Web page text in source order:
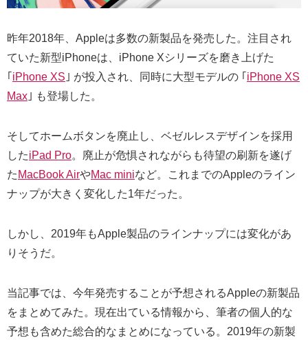
昨年2018年、Appleは多数の新製品を発売した。注目され
ていた新型iPhoneは、iPhone Xシリーズを磨き上げた
｢ iPhone XS ｣ が投入され、同時に大型モデルの ｢ iPhone XS
Max ｣ も登場した。
そしてホームボタンを廃止し、ベゼルレスデザインを採用
したiPad Pro。廃止が危惧されながらも待望の刷新を遂げ
た MacBook AirやMac miniなど。これまでのAppleのライン
ナップが大きく変化した1年だった。
しかし、2019年もApple製品のラインナップには変化があ
りそうだ。
当記事では、今年発売することが予想されるAppleの新製品
をまとめてみた。現在出ている情報から、筆者の個人的な
予想も含めた総合的なまとめになっている。2019年の新製